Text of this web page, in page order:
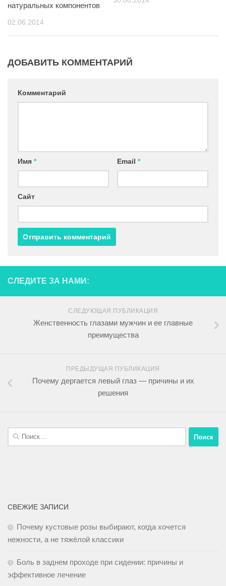
натуральных компонентов
02.06.2014
ДОБАВИТЬ КОММЕНТАРИЙ
Комментарий
Имя * Email *
Сайт
СЛЕДИТЕ ЗА НАМИ:
СЛЕДУЮЩАЯ ПУБЛИКАЦИЯ
Женственность глазами мужчин и ее главные
преимущества
ПРЕДЫДУЩАЯ ПУБЛИКАЦИЯ
Почему дергается левый глаз — причины и их
решения
СВЕЖИЕ ЗАПИСИ
Почему кустовые розы выбирают, когда хочется
нежности, а не тяжёлой классики
Боль в заднем проходе при сидении: причины и
эффективное лечение